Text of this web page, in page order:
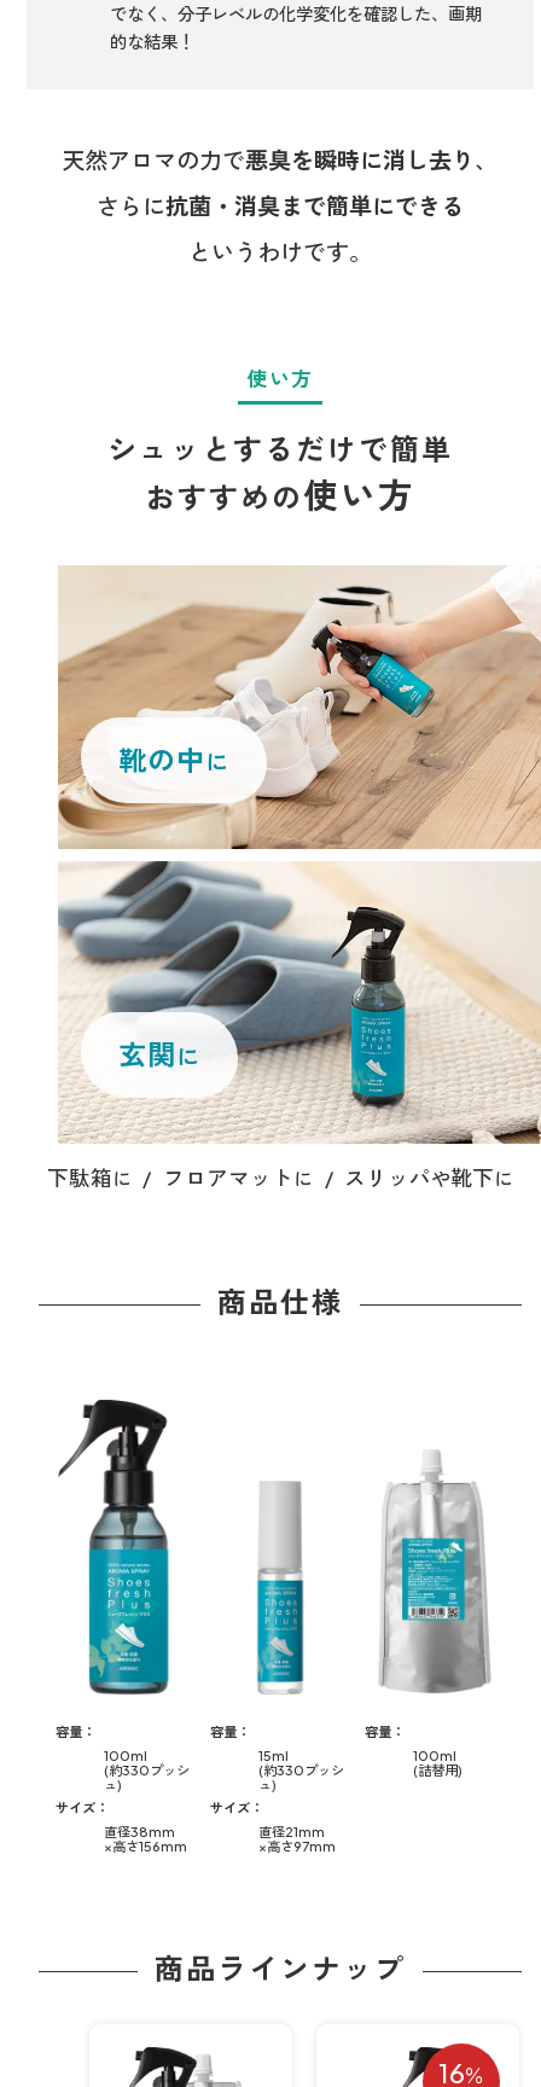
でなく、分子レベルの化学変化を確認した、画期
的な結果！
天然アロマの力で悪臭を瞬時に消し去り 、
さらに抗菌・消臭まで簡単にできる
というわけです。
使い方
シュッとするだけで簡単
おすすめの使い方
靴の中に
玄関に
下駄箱に フロアマット に スリッパや靴下に
商品仕様
容量：
100ml
(約330プッシ
ュ)
サイズ：
直径38mm
×高さ156mm
容量：
15ml
(約330プッシ
ュ)
サイズ：
直径21mm
×高さ97mm
容量：
100ml
(詰替用)
商品ラインナップ
16％